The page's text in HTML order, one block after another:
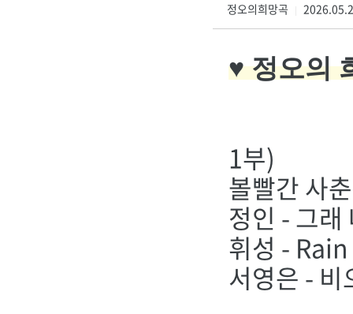
정오의희망곡
♥ 정오의
1부)
볼빨간 사
정인 - 그
휘성 -
서영은 - 비